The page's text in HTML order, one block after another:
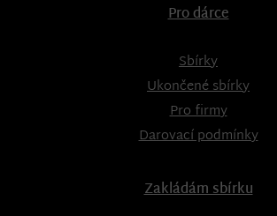
Pro dárce
Sbírky
Ukončené sbírky
Pro firmy
Darovací podmínky
Zakládám sbírku